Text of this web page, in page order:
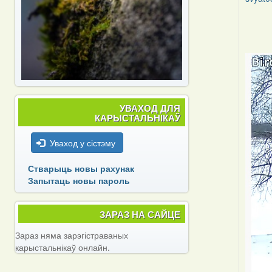
by
УВАХОД ДЛЯ
КАРЫСТАЛЬНІКАЎ
Уваход у сістэму
Стварыць новы рахунак
Запытаць новы пароль
ЗАРАЗ НА САЙЦЕ
Зараз няма зарэгістраваных
карыстальнікаў онлайн.